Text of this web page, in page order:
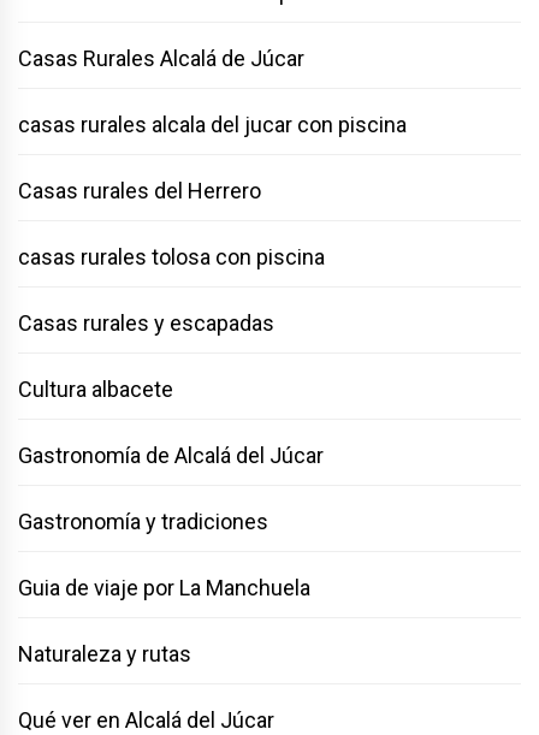
Casas Rurales Alcalá de Júcar
casas rurales alcala del jucar con piscina
Casas rurales del Herrero
casas rurales tolosa con piscina
Casas rurales y escapadas
Cultura albacete
Gastronomía de Alcalá del Júcar
Gastronomía y tradiciones
Guia de viaje por La Manchuela
Naturaleza y rutas
Qué ver en Alcalá del Júcar